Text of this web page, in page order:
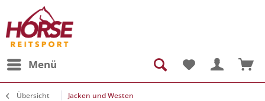
Menü
Übersicht Jacken und Westen